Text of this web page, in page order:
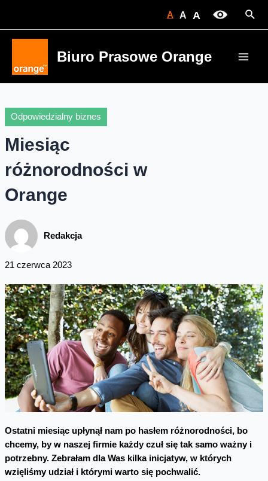
A A A
Biuro Prasowe Orange
Odpowiedzialny biznes
Miesiąc
różnorodności w
Orange
Redakcja
21 czerwca 2023
Ostatni miesiąc upłynął nam po hasłem różnorodności, bo
chcemy, by w naszej firmie każdy czuł się tak samo ważny i
potrzebny. Zebrałam dla Was kilka inicjatyw, w których
wzięliśmy udział i którymi warto się pochwalić.